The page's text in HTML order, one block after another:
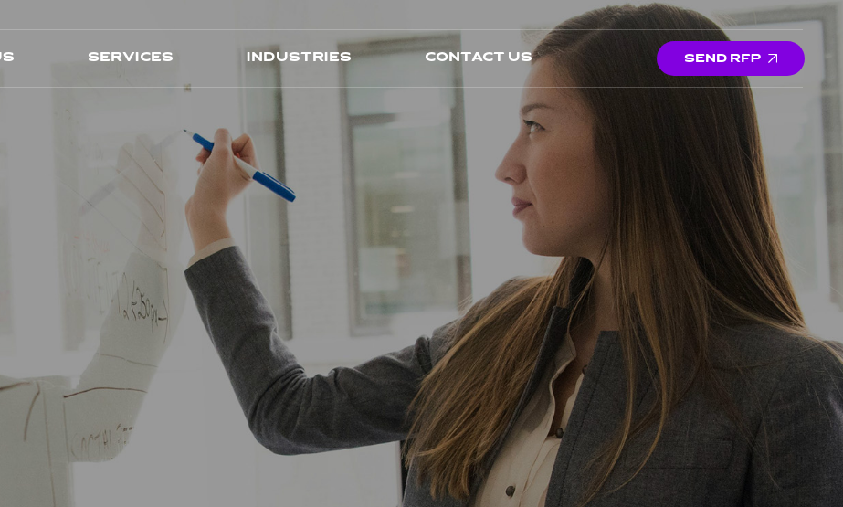
Services Industries Contact us SEND RFP